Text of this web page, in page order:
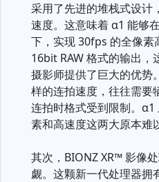
采用了先进的堆栈式设计
速度。这意味着 α1 能够
下，实现 30fps 的全像素
16bit RAW 格式的输出，
摄影师提供了巨大的优势
样的连拍速度，往往需要
连拍时格式受到限制。
素和高速度这两大原本难
其次，BIONZ XR™ 影像
觑。这颗新一代处理器拥